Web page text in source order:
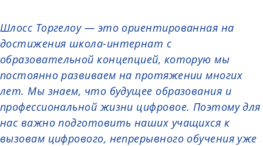
Шлосс Торгелоу — это ориентированная на
достижения школа-интернат с
образовательной концепцией, которую мы
постоянно развиваем на протяжении многих
лет. Мы знаем, что будущее образования и
профессиональной жизни цифровое. Поэтому для
нас важно подготовить наших учащихся к
вызовам цифрового, непрерывного обучения уже